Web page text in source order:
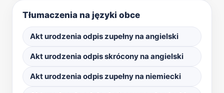
Tłumaczenia na języki obce
Akt urodzenia odpis zupełny na angielski
Akt urodzenia odpis skrócony na angielski
Akt urodzenia odpis zupełny na niemiecki